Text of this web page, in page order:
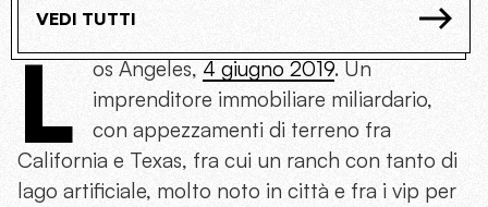
VEDI TUTTI
L os Angeles,4 giugno 2019. Un
imprenditore immobiliare miliardario,
con appezzamenti di terreno fra
California e Texas, fra cui un ranch con tanto di
lago artificiale, molto noto in città e fra i vip per